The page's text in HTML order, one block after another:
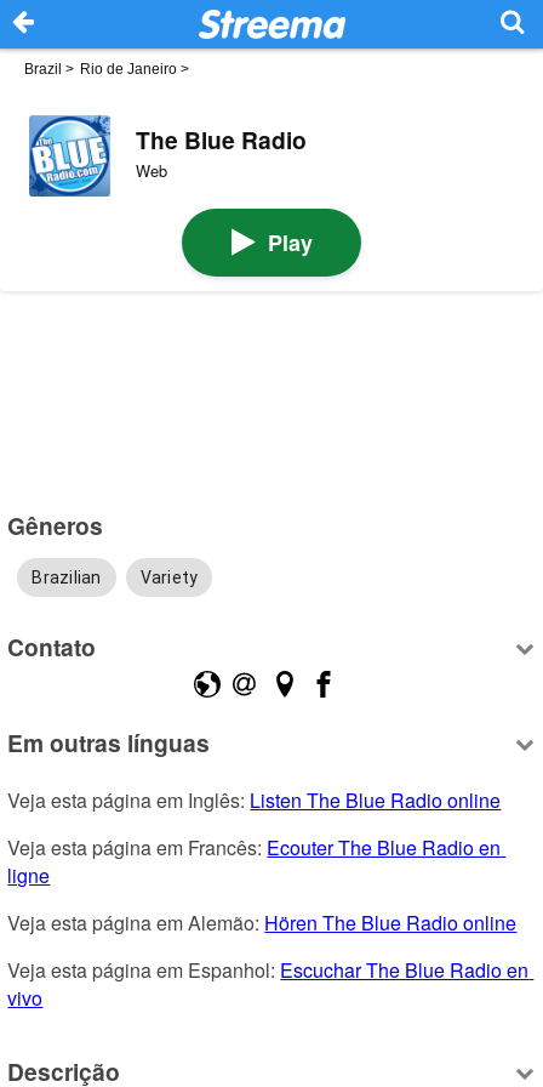
Brazil > Rio de Janeiro >
The Blue Radio
Web
Play
Gêneros
Brazilian Variety
Contato
Em outras línguas
Veja esta página em Inglês: Listen The Blue Radio online
Veja esta página em Francês: Ecouter The Blue Radio en
ligne
Veja esta página em Alemão: Hören The Blue Radio online
Veja esta página em Espanhol: Escuchar The Blue Radio en
vivo
Descrição